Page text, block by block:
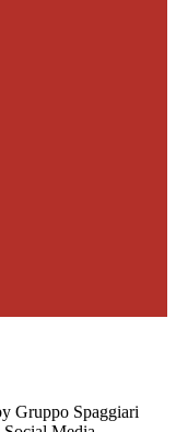
Gruppo Spaggiari